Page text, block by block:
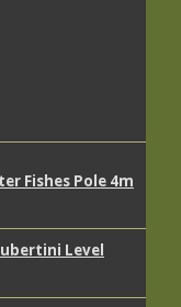
Fishes Pole 4m
Level